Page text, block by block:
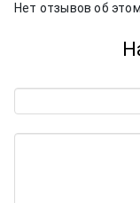
Нет отзывов об